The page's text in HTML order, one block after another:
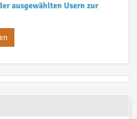
ausgewählten Usern zur